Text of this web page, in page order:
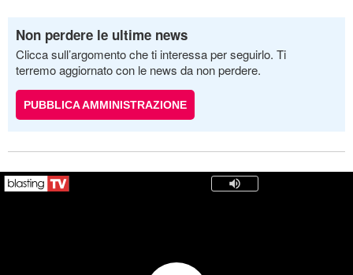
Non perdere le ultime news
Clicca sull’argomento che ti interessa per seguirlo. Ti
terremo aggiornato con le news da non perdere.
PUBBLICA AMMINISTRAZIONE